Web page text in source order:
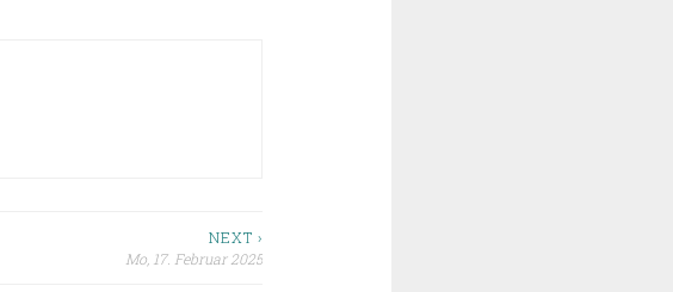
NEXT ›
Mo, 17. Februar 2025